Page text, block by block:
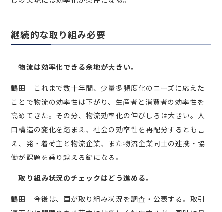
継続的な取り組み必要
―物流は効率化できる余地が大きい。
鶴田
これまで数十年間、少量多頻度化のニーズに応えた
ことで物流の効率性は下がり、生産者と消費者の効率性を
高めてきた。その分、物流効率化の伸びしろは大きい。人
口構造の変化を踏まえ、社会の効率性を再配分するとも言
え、発・着荷主と物流企業、また物流企業同士の連携・協
働が課題を乗り越える鍵になる。
―取り組み状況のチェックはどう進める。
鶴田
今後は、国が取り組み状況を調査・公表する。取引